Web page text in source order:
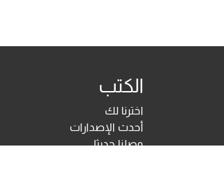
الكتب
اخترنا لك
أحدث الإصدارات
وصلنا حديثا